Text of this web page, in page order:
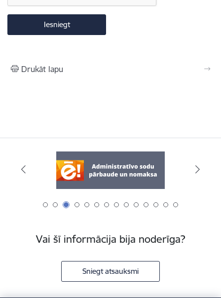
Drukāt lapu
Vai šī informācija bija noderīga?
Sniegt atsauksmi